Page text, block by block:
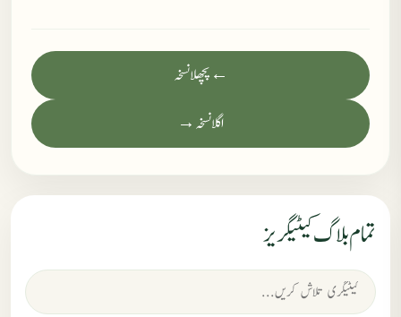
← پچھلا نسخہ
اگلا نسخہ →
تمام بلاگ کیٹیگریز